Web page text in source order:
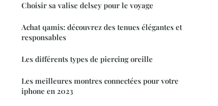
Choisir sa valise delsey pour le voyage
Achat qamis: découvrez des tenues élégantes et
responsables
Les différents types de piercing oreille
Les meilleures montres connectées pour votre
iphone en 2023